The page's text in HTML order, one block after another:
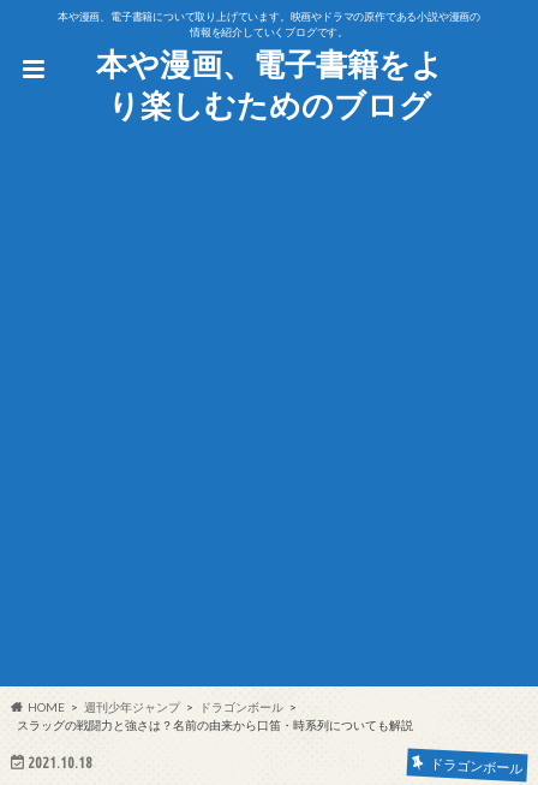
本や漫画、電子書籍について取り上げています。映画やドラマの原作である小説や漫画の
情報を紹介していくブログです。
本や漫画、電子書籍をよ
り楽しむためのブログ
HOME 週刊少年ジャンプ
ドラゴンボール
スラッグの戦闘力と強さは？名前の由来から口笛・時系列についても解説
2021.10.18 ドラゴンボール